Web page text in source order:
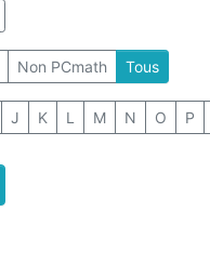
Non PCmath Tous
J K L M N O P